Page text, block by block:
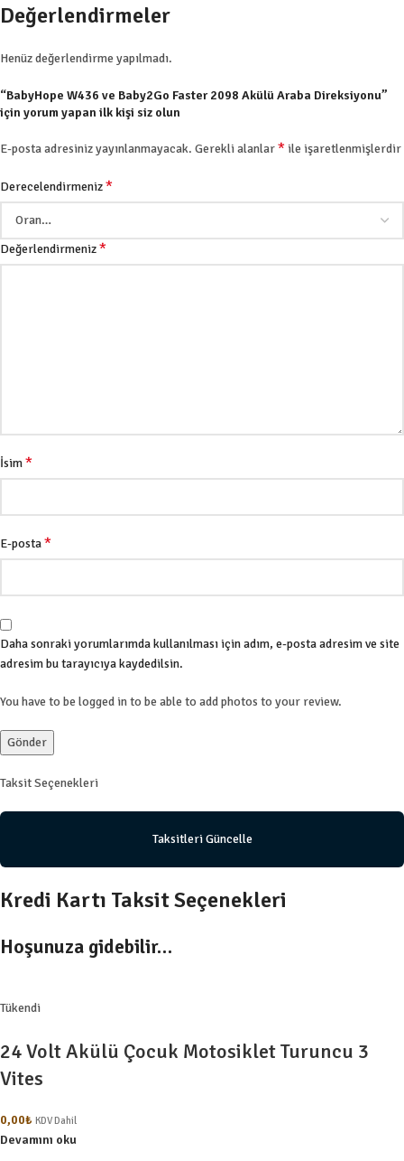
Değerlendirmeler
Henüz değerlendirme yapılmadı.
“BabyHope W436 ve Baby2Go Faster 2098 Akülü Araba Direksiyonu”
için yorum yapan ilk kişi siz olun
E-posta adresiniz yayınlanmayacak. Gerekli alanlar* ile işaretlenmişlerdir
Derecelendirmeniz*
Değerlendirmeniz*
İsim*
E-posta*
Daha sonraki yorumlarımda kullanılması için adım, e-posta adresim ve site
adresim bu tarayıcıya kaydedilsin.
You have to be logged in to be able to add photos to your review.
Taksit Seçenekleri
Taksitleri Güncelle
Kredi Kartı Taksit Seçenekleri
Hoşunuza gidebilir…
Tükendi
24 Volt Akülü Çocuk Motosiklet Turuncu 3
Vites
0,00₺ KDV Dahil
Devamını oku